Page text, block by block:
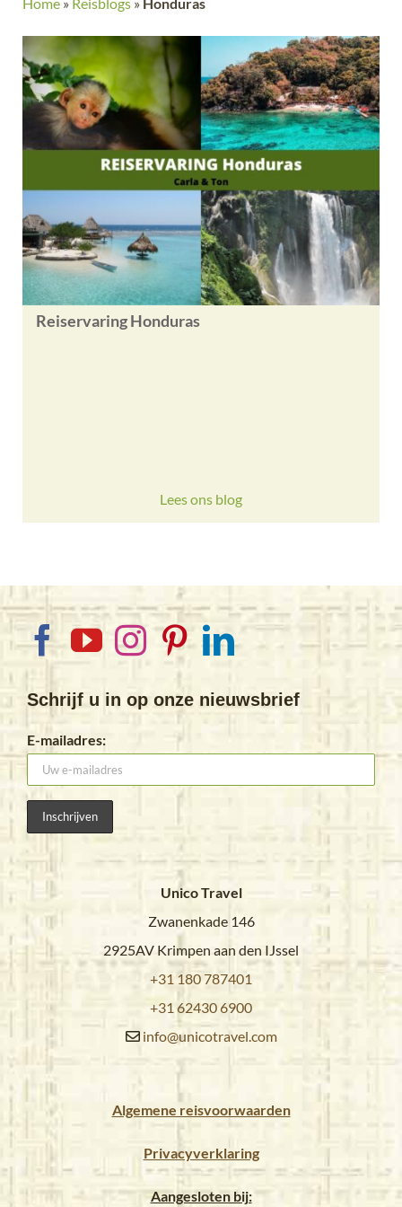
Reiservaring Honduras
Lees ons blog
Schrijf u in op onze nieuwsbrief
E-mailadres:
Unico Travel
Zwanenkade 146
2925AV Krimpen aan den IJssel
+31 180 787401
+31 62430 6900
info@unicotravel.com
Algemene reisvoorwaarden
Privacyverklaring
Aangesloten bij: